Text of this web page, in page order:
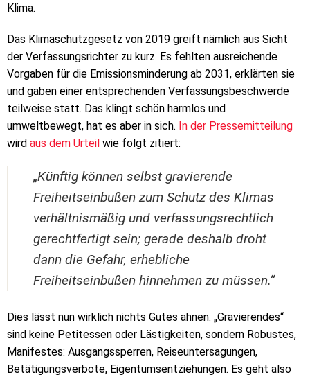
Klima.
Das Klimaschutzgesetz von 2019 greift nämlich aus Sicht
der Verfassungsrichter zu kurz. Es fehlten ausreichende
Vorgaben für die Emissionsminderung ab 2031, erklärten sie
und gaben einer entsprechenden Verfassungsbeschwerde
teilweise statt. Das klingt schön harmlos und
umweltbewegt, hat es aber in sich. In der Pressemitteilung
wird aus dem Urteil wie folgt zitiert:
„Künftig können selbst gravierende
Freiheitseinbußen zum Schutz des Klimas
verhältnismäßig und verfassungsrechtlich
gerechtfertigt sein; gerade deshalb droht
dann die Gefahr, erhebliche
Freiheitseinbußen hinnehmen zu müssen.“
Dies lässt nun wirklich nichts Gutes ahnen. „Gravierendes“
sind keine Petitessen oder Lästigkeiten, sondern Robustes,
Manifestes: Ausgangssperren, Reiseuntersagungen,
Betätigungsverbote, Eigentumsentziehungen. Es geht also